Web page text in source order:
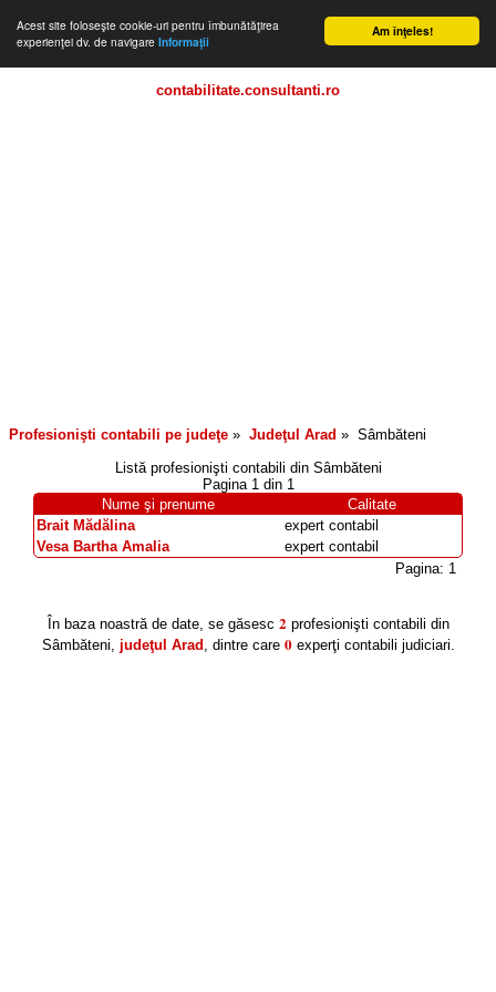
Am înţeles!
Acest site foloseşte cookie-uri pentru îmbunătăţirea
experienţei dv. de navigare Informaţii
contabilitate.consultanti.ro
Profesionişti contabili pe judeţe » Judeţul Arad » Sâmbăteni
Listă profesionişti contabili din Sâmbăteni
Pagina 1 din 1
Nume şi prenume
Calitate
Brait Mădălina
expert contabil
Vesa Bartha Amalia
expert contabil
Pagina: 1
În baza noastră de date, se găsesc 2 profesionişti contabili din
Sâmbăteni, judeţul Arad , dintre care 0experţi contabili judiciari.